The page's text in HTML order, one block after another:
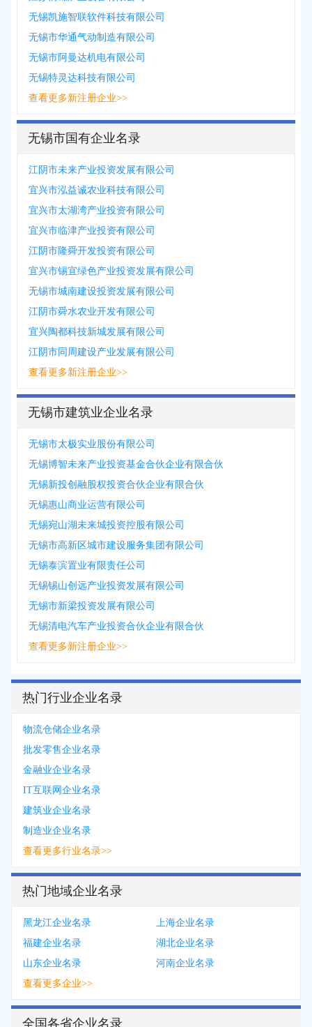
无锡凯施智联软件科技有限公司
无锡市华通气动制造有限公司
无锡市阿曼达机电有限公司
无锡特灵达科技有限公司
查看更多新注册企业>>
无锡市国有企业名录
江阴市未来产业投资发展有限公司
宜兴市泓益诚农业科技有限公司
宜兴市太湖湾产业投资有限公司
宜兴市临津产业投资有限公司
江阴市隆舜开发投资有限公司
宜兴市锡宜绿色产业投资发展有限公司
无锡市城南建设投资发展有限公司
江阴市舜水农业开发有限公司
宜兴陶都科技新城发展有限公司
江阴市同周建设产业发展有限公司
查看更多新注册企业>>
无锡市建筑业企业名录
无锡市太极实业股份有限公司
无锡博智未来产业投资基金合伙企业有限合伙
无锡新投创融股权投资合伙企业有限合伙
无锡惠山商业运营有限公司
无锡宛山湖未来城投资控股有限公司
无锡市高新区城市建设服务集团有限公司
无锡泰滨置业有限责任公司
无锡锡山创远产业投资发展有限公司
无锡市新梁投资发展有限公司
无锡清电汽车产业投资合伙企业有限合伙
查看更多新注册企业>>
热门行业企业名录
物流仓储企业名录
批发零售企业名录
金融业企业名录
IT互联网企业名录
建筑业企业名录
制造业企业名录
查看更多行业名录>>
热门地域企业名录
黑龙江企业名录
上海企业名录
福建企业名录
湖北企业名录
山东企业名录
河南企业名录
查看更多企业>>
全国各省企业名录